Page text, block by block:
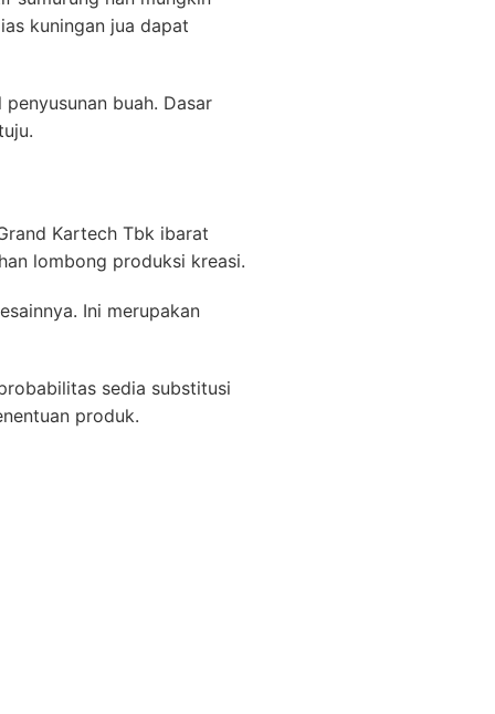
kuningan jua dapat
buah. Dasar
Kartech Tbk ibarat
lombong produksi kreasi.
Ini merupakan
sedia substitusi
produk.